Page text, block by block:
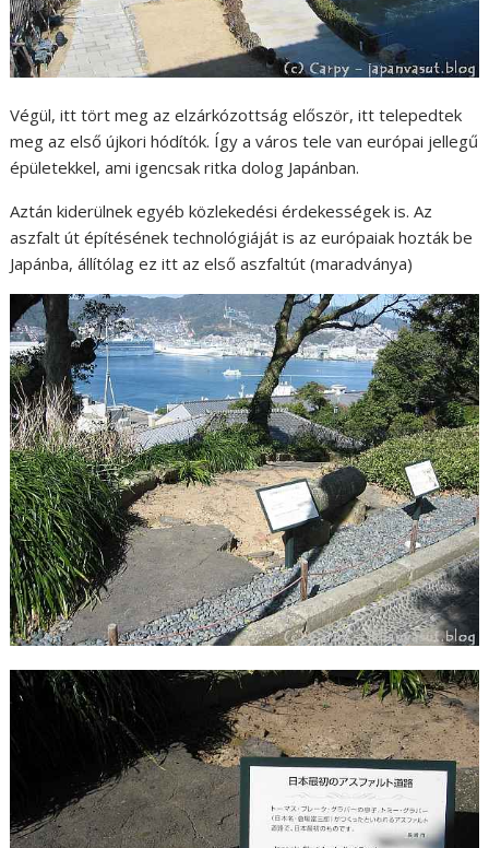
Végül, itt tört meg az elzárkózottság először, itt telepedtek
meg az első újkori hódítók. Így a város tele van európai jellegű
épületekkel, ami igencsak ritka dolog Japánban.
Aztán kiderülnek egyéb közlekedési érdekességek is. Az
aszfalt út építésének technológiáját is az európaiak hozták be
Japánba, állítólag ez itt az első aszfaltút (maradványa)